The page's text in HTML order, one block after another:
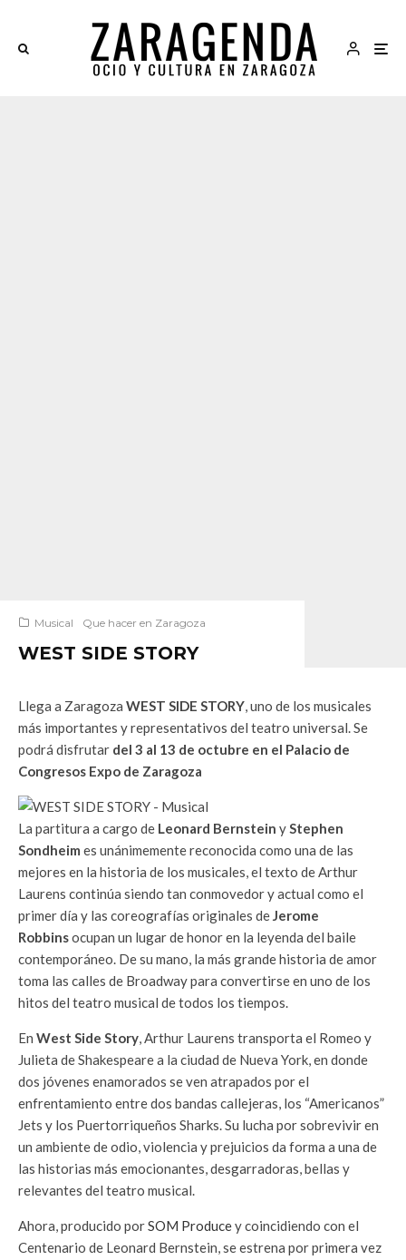
Musical Que hacer en Zaragoza
WEST SIDE STORY
Llega a Zaragoza WEST SIDE STORY, uno de los musicales
más importantes y representativos del teatro universal. Se
podrá disfrutar del 3 al 13 de octubre en el Palacio de
Congresos Expo de Zaragoza
La partitura a cargo de Leonard Bernstein yStephen
Sondheim es unánimemente reconocida como una de las
mejores en la historia de los musicales, el texto de Arthur
Laurens continúa siendo tan conmovedor y actual como el
primer día y las coreografías originales deJerome
Robbinsocupan un lugar de honor en la leyenda del baile
contemporáneo. De su mano, la más grande historia de amor
toma las calles de Broadway para convertirse en uno de los
hitos del teatro musical de todos los tiempos.
En West Side Story, Arthur Laurens transporta el Romeo y
Julieta de Shakespeare a la ciudad de Nueva York, en donde
dos jóvenes enamorados se ven atrapados por el
enfrentamiento entre dos bandas callejeras, los “Americanos”
Jets y los Puertorriqueños Sharks. Su lucha por sobrevivir en
un ambiente de odio, violencia y prejuicios da forma a una de
las historias más emocionantes, desgarradoras, bellas y
relevantes del teatro musical.
Ahora, producido porSOM Producey coincidiendo con el
Centenario de Leonard Bernstein, se estrena por primera vez